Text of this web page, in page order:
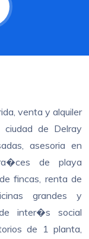
venta y alquiler
de Delray
asesoria en
de playa
fincas, renta de
grandes y
inter�s social
de 1 planta,